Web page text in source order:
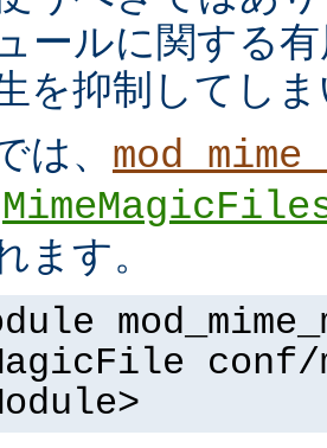
ールに関する
を抑制してし
は、
ます。
conf/